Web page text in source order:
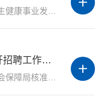
为加强我县卫生健康人才队伍建设，满足卫生健康事业发展需要，缓解县级公立医院人员短缺和人才结构性矛盾，经县委编委会议研究同意，庐江县公立医院2020年公开招聘社会化用人156名，现将有关事项公告如下： 一、招...
【转】庐江县2020年部分事业单位公开招聘工作人员公告
经县委编委会议研究同意，市人力资源和社会保障局核准，庐江县中医院面向社会公开招聘工作人员，现将有关事项公告如下： 一、招聘原则 （一）坚持面向社会、公开招聘； （二）坚持考...